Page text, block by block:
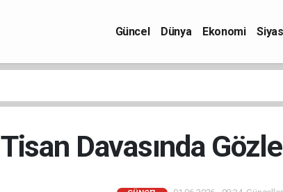
Güncel Dünya Ekonomi
Tisan Davasında